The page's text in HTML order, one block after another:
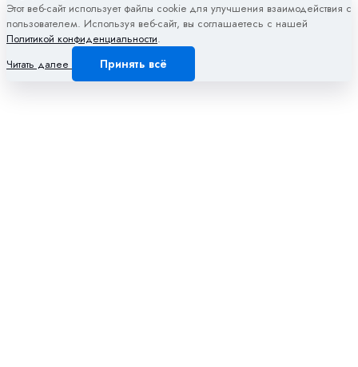
Этот веб-сайт использует файлы cookie для улучшения взаимодействия с
пользователем. Используя веб-сайт, вы соглашаетесь с нашей
Политикой конфиденциальности.
Читать далее
Принять всё